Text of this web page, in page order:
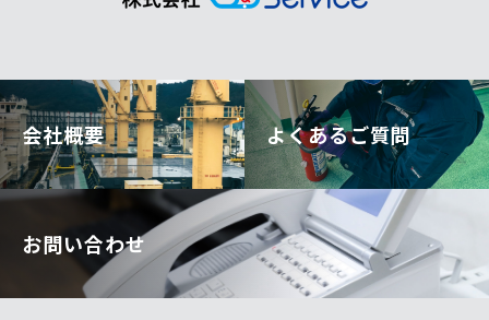
会社概要 よくあるご質問
お問い合わせ